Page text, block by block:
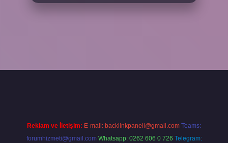
Reklam ve İletişim: E-mail: backlinkpaneli@gmail.com Teams:
forumhizmeti@gmail.com Whatsapp: 0262 606 0 726 Telegram: